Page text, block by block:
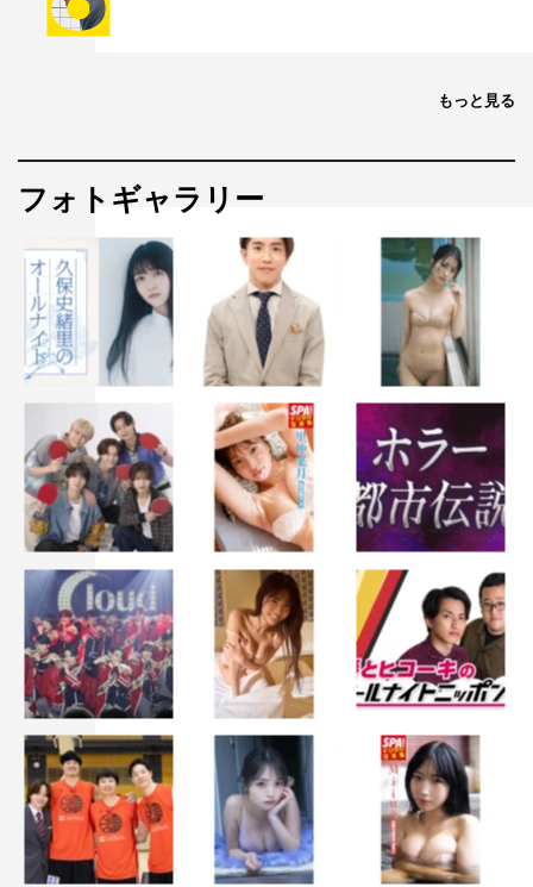
もっと見る
フォトギャラリー